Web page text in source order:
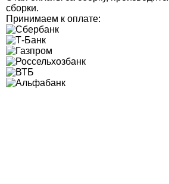
сборки.
Принимаем к оплате: